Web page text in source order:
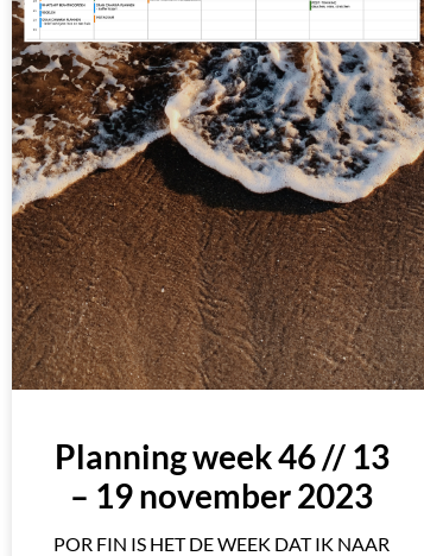
Planning week 46 // 13
– 19 november 2023
POR FIN IS HET DE WEEK DAT IK NAAR